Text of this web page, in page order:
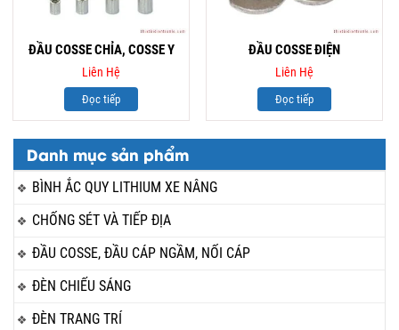
Danh mục sản phẩm
BÌNH ẮC QUY LITHIUM XE NÂNG
CHỐNG SÉT VÀ TIẾP ĐỊA
ĐẦU COSSE, ĐẦU CÁP NGẦM, NỐI CÁP
ĐÈN CHIẾU SÁNG
ĐÈN TRANG TRÍ
ĐẦU COSSE CHỈA, COSSE Y
Liên Hệ
Đọc tiếp
ĐẦU COSSE ĐIỆN
Liên Hệ
Đọc tiếp